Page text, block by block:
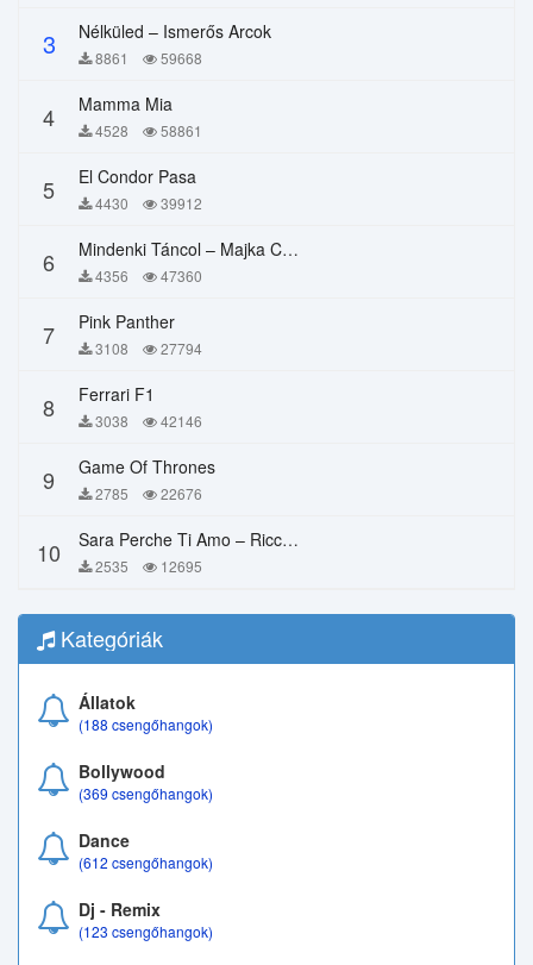
3 Nélküled – Ismerős Arcok
8861 59668
4 Mamma Mia
4528 58861
5 El Condor Pasa
4430 39912
6 Mindenki Táncol – Majka Curtis, Péter Majoros
4356 47360
7 Pink Panther
3108 27794
8 Ferrari F1
3038 42146
9 Game Of Thrones
2785 22676
10 Sara Perche Ti Amo – Ricchi E Poveri
2535 12695
Kategóriák
Állatok
(188 csengőhangok)
Bollywood
(369 csengőhangok)
Dance
(612 csengőhangok)
Dj - Remix
(123 csengőhangok)